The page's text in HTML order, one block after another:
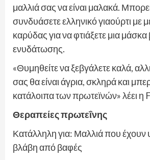
μαλλιά σας να είναι μαλακά.
συνδυάσετε ελληνικό γιαούρτι με
καρύδας για να φτιάξετε μια μάσκα
ενυδάτωσης.
«Θυμηθείτε να ξεβγάλετε καλά,
σας θα είναι άγρια, σκληρά και
κατάλοιπα των πρωτεϊνών» λέει η
Θεραπείες πρωτεΐνης
Κατάλληλη για: Μαλλιά που έχουν
βλάβη από βαφές